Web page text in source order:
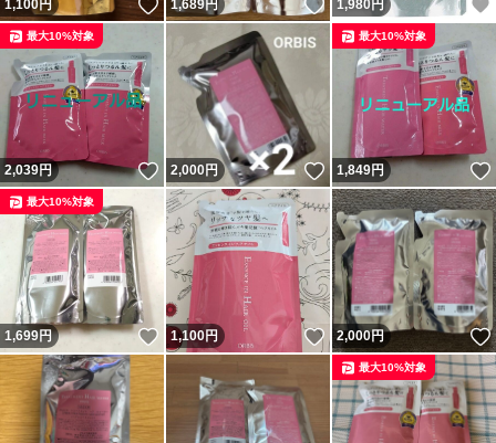
1,100円 いいね！
1,689円 いいね！
1,980円
2,039円 いいね！
最大10%対象
2,000円 いいね！
1,849円
最大10%対象
1,699円 いいね！
最大10%対象
1,100円 いいね！
2,000円
最大10%対象